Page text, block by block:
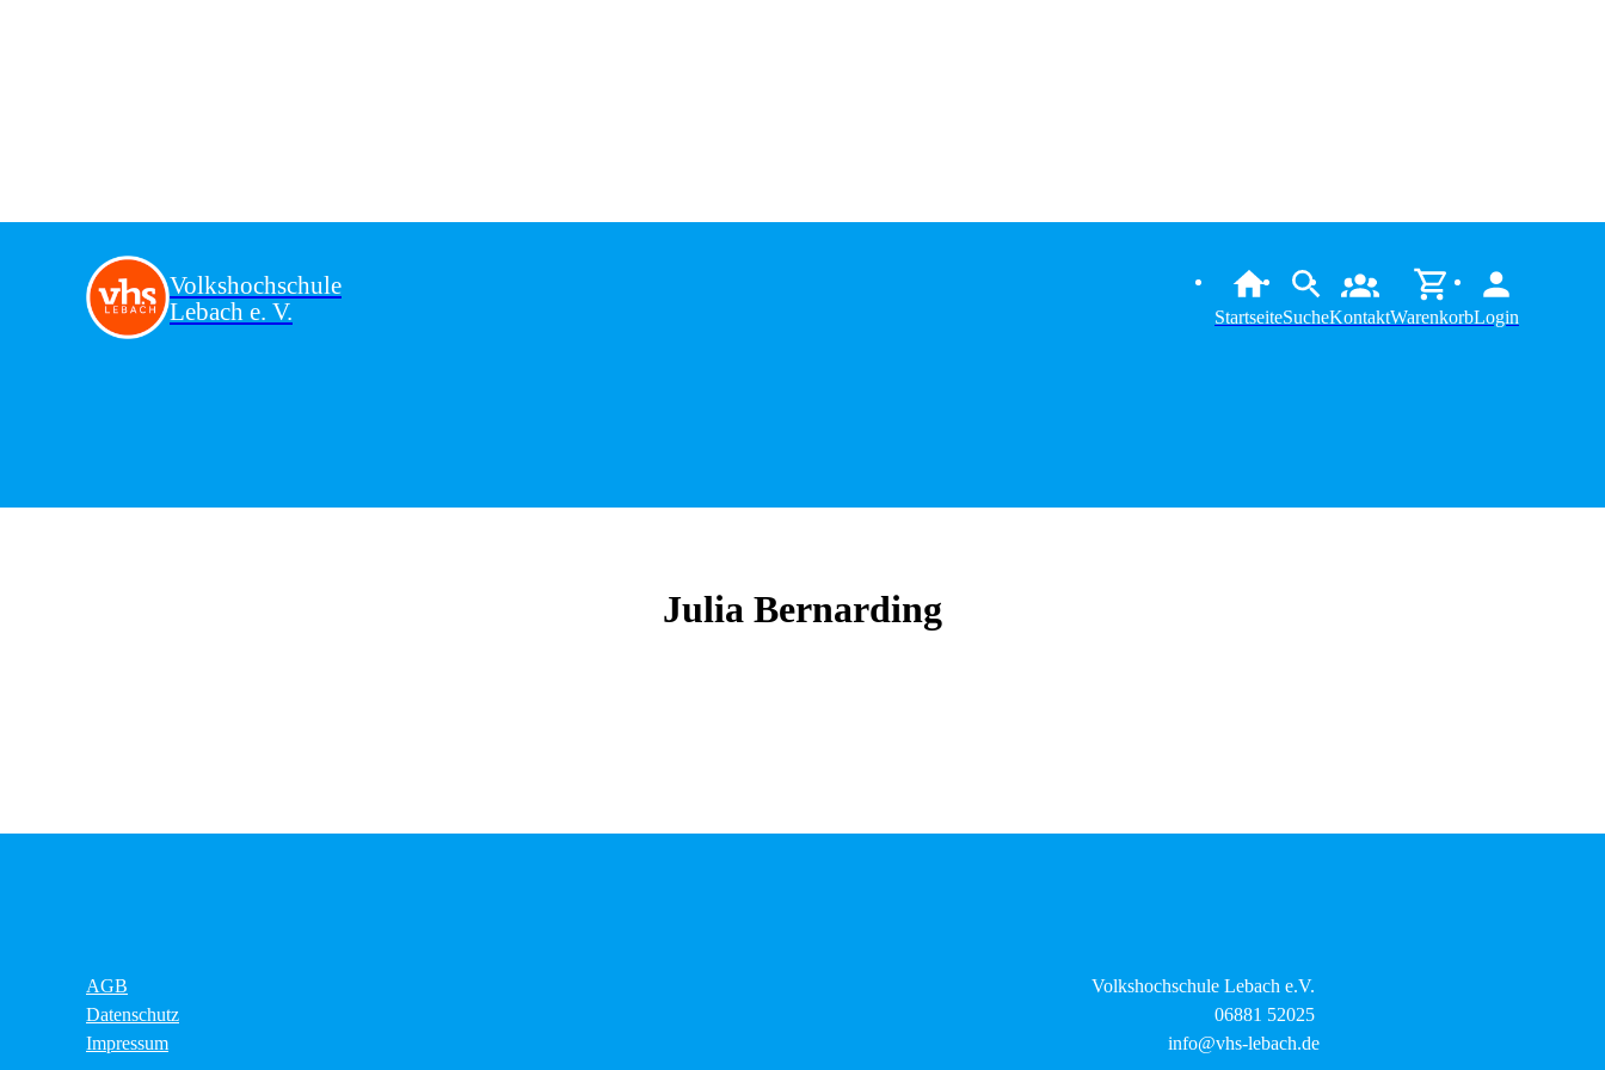
Volkshochschule
Lebach e. V.
StartseiteSucheKontaktWarenkorbLogin
Julia Bernarding
AGB
Datenschutz
Impressum
Volkshochschule Lebach e.V.
06881 52025
info@vhs-lebach.de